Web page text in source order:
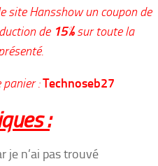
site Hansshow un coupon de
de 15%sur toute la
panier :Technoseb27
:
je n’ai pas trouvé